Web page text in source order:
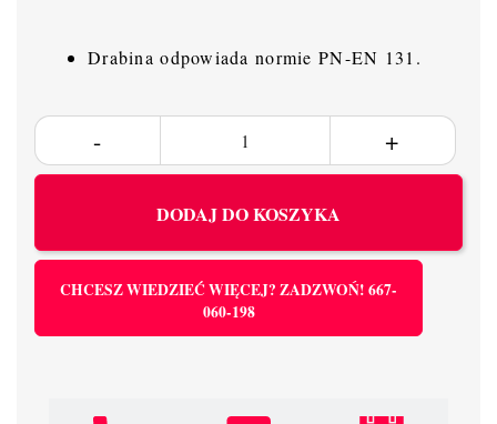
Drabina odpowiada normie PN-EN 131.
DODAJ DO KOSZYKA
CHCESZ WIEDZIEĆ WIĘCEJ? ZADZWOŃ! 667-
060-198